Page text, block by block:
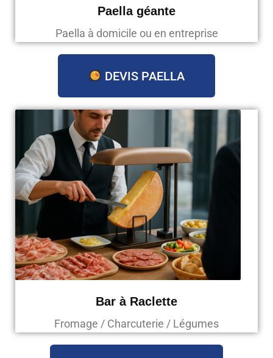
Paella géante
Paella à domicile ou en entreprise
DEVIS PAELLA
Bar à Raclette
Fromage / Charcuterie / Légumes